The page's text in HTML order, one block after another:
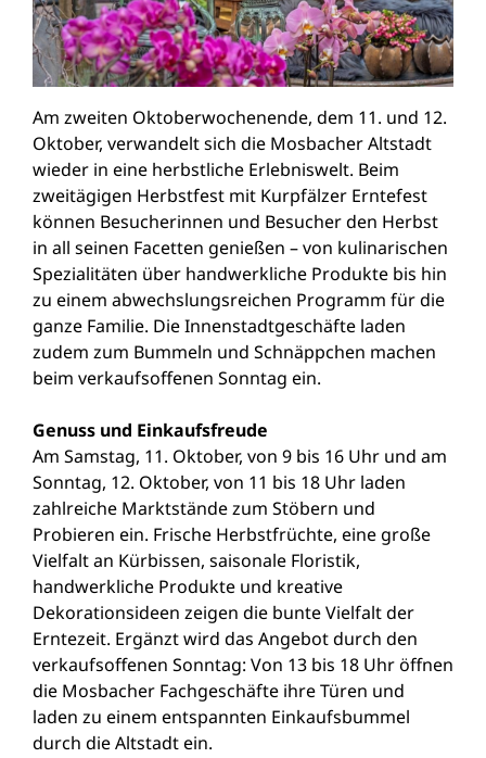
Am zweiten Oktoberwochenende, dem 11. und 12.
Oktober, verwandelt sich die Mosbacher Altstadt
wieder in eine herbstliche Erlebniswelt. Beim
zweitägigen Herbstfest mit Kurpfälzer Erntefest
können Besucherinnen und Besucher den Herbst
in all seinen Facetten genießen – von kulinarischen
Spezialitäten über handwerkliche Produkte bis hin
zu einem abwechslungsreichen Programm für die
ganze Familie. Die Innenstadtgeschäfte laden
zudem zum Bummeln und Schnäppchen machen
beim verkaufsoffenen Sonntag ein.
Genuss und Einkaufsfreude
Am Samstag, 11. Oktober, von 9 bis 16 Uhr und am
Sonntag, 12. Oktober, von 11 bis 18 Uhr laden
zahlreiche Marktstände zum Stöbern und
Probieren ein. Frische Herbstfrüchte, eine große
Vielfalt an Kürbissen, saisonale Floristik,
handwerkliche Produkte und kreative
Dekorationsideen zeigen die bunte Vielfalt der
Erntezeit. Ergänzt wird das Angebot durch den
verkaufsoffenen Sonntag: Von 13 bis 18 Uhr öffnen
die Mosbacher Fachgeschäfte ihre Türen und
laden zu einem entspannten Einkaufsbummel
durch die Altstadt ein.